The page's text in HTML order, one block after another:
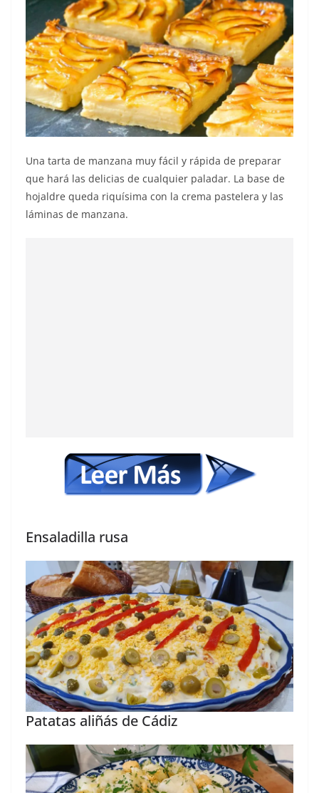
Una tarta de manzana muy fácil y rápida de preparar
que hará las delicias de cualquier paladar. La base de
hojaldre queda riquísima con la crema pastelera y las
láminas de manzana.
Ensaladilla rusa
Patatas aliñás de Cádiz